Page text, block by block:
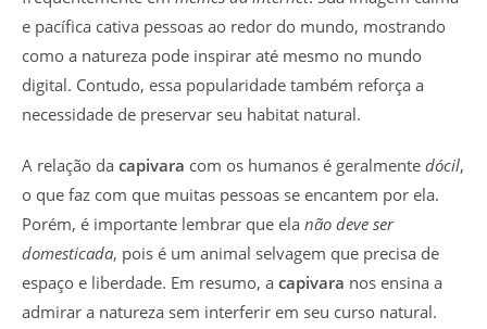
e pacífica cativa pessoas ao redor do mundo, mostrando
como a natureza pode inspirar até mesmo no mundo
digital. Contudo, essa popularidade também reforça a
necessidade de preservar seu habitat natural.
A relação da capivara com os humanos é geralmente dócil,
o que faz com que muitas pessoas se encantem por ela.
Porém, é importante lembrar que ela não deve ser
domesticada, pois é um animal selvagem que precisa de
espaço e liberdade. Em resumo, a capivara nos ensina a
admirar a natureza sem interferir em seu curso natural.